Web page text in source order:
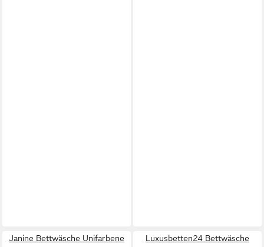
Janine Bettwäsche Unifarbene
Luxusbetten24 Bettwäsche